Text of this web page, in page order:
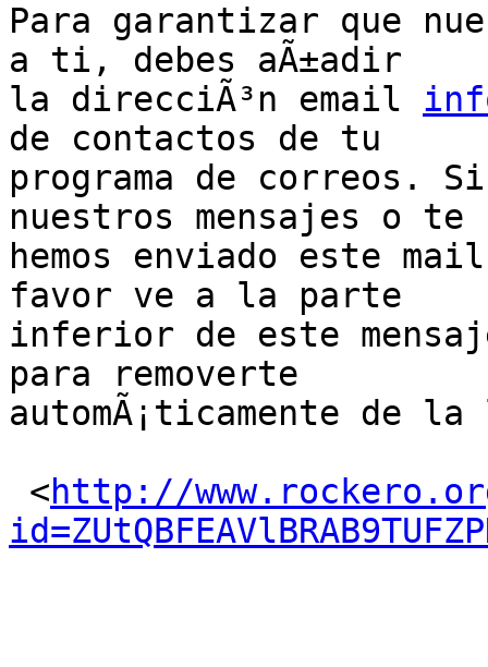
Para garantizar que
a ti, debes aÃ±adir
la direcciÃ³n email
de contactos de tu
programa de correos.
nuestros mensajes o te
hemos enviado este
favor ve a la parte
inferior de este
para removerte
automÃ¡ticamente de
<http://